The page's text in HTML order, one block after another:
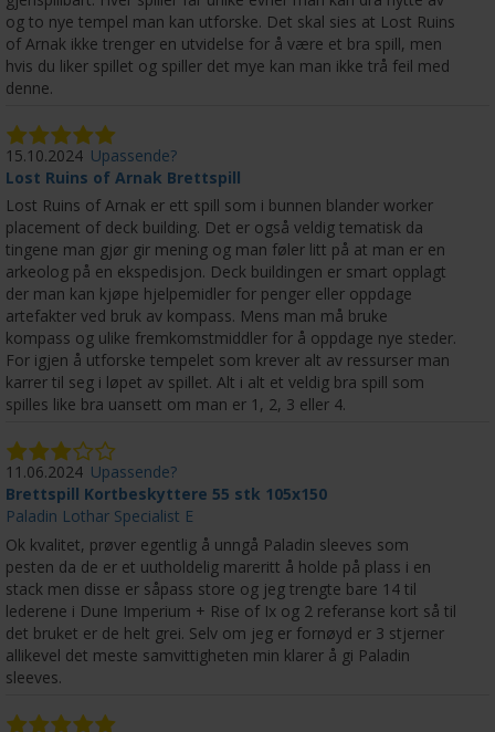
og to nye tempel man kan utforske. Det skal sies at Lost Ruins
of Arnak ikke trenger en utvidelse for å være et bra spill, men
hvis du liker spillet og spiller det mye kan man ikke trå feil med
denne.
15.10.2024 Upassende?
Lost Ruins of Arnak Brettspill
Lost Ruins of Arnak er ett spill som i bunnen blander worker
placement of deck building. Det er også veldig tematisk da
tingene man gjør gir mening og man føler litt på at man er en
arkeolog på en ekspedisjon. Deck buildingen er smart opplagt
der man kan kjøpe hjelpemidler for penger eller oppdage
artefakter ved bruk av kompass. Mens man må bruke
kompass og ulike fremkomstmiddler for å oppdage nye steder.
For igjen å utforske tempelet som krever alt av ressurser man
karrer til seg i løpet av spillet. Alt i alt et veldig bra spill som
spilles like bra uansett om man er 1, 2, 3 eller 4.
11.06.2024 Upassende?
Brettspill Kortbeskyttere 55 stk 105x150
Paladin Lothar Specialist E
Ok kvalitet, prøver egentlig å unngå Paladin sleeves som
pesten da de er et uutholdelig mareritt å holde på plass i en
stack men disse er såpass store og jeg trengte bare 14 til
lederene i Dune Imperium + Rise of Ix og 2 referanse kort så til
det bruket er de helt grei. Selv om jeg er fornøyd er 3 stjerner
allikevel det meste samvittigheten min klarer å gi Paladin
sleeves.